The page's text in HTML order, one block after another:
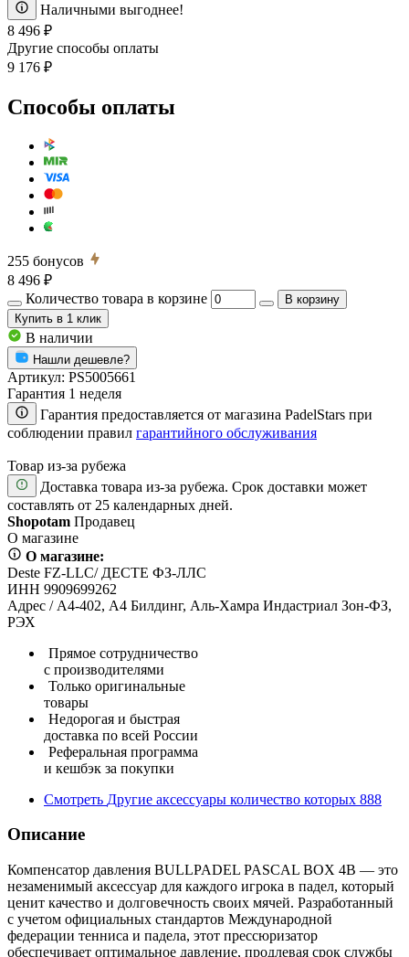
Наличными выгоднее!
8 496 ₽
Другие способы оплаты
9 176 ₽
Способы оплаты
255 бонусов
8 496 ₽
Количество товара в корзине
В корзину
Купить в 1 клик
В наличии
Нашли дешевле?
Артикул: PS5005661
Гарантия 1 неделя
Гарантия предоставляется от магазина PadelStars при
соблюдении правил гарантийного обслуживания
Товар из-за рубежа
Доставка товара из-за рубежа. Срок доставки может
составлять от 25 календарных дней.
Shopotam Продавец
О магазине
О магазине:
Deste FZ-LLC/ ДЕСТЕ ФЗ-ЛЛС
ИНН 9909699262
Адрес / А4-402, А4 Билдинг, Аль-Хамра Индастриал Зон-ФЗ,
РЭХ
Прямое сотрудничество
с производителями
Только оригинальные
товары
Недорогая и быстрая
доставка по всей России
Реферальная программа
и кешбэк за покупки
Смотреть Другие аксессуары количество которых 888
Описание
Компенсатор давления BULLPADEL PASCAL BOX 4B — это
незаменимый аксессуар для каждого игрока в падел, который
ценит качество и долговечность своих мячей. Разработанный
с учетом официальных стандартов Международной
федерации тенниса и падела, этот прессюризатор
обеспечивает оптимальное давление, продлевая срок службы